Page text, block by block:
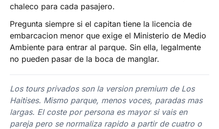
chaleco para cada pasajero.
Pregunta siempre si el capitan tiene la licencia de
embarcacion menor que exige el Ministerio de Medio
Ambiente para entrar al parque. Sin ella, legalmente
no pueden pasar de la boca de manglar.
Los tours privados son la version premium de Los
Haitises. Mismo parque, menos voces, paradas mas
largas. El coste por persona es mayor si vais en
pareja pero se normaliza rapido a partir de cuatro o